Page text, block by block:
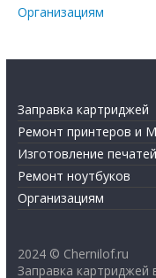
Организациям
Заправка картриджей
Ремонт принтеров и
Изготовление печатей
Ремонт ноутбуков
Организациям
2024 © Chernilof.ru
Заправка картриджей